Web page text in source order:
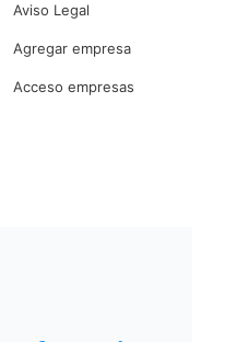
Aviso Legal
Agregar empresa
Acceso empresas